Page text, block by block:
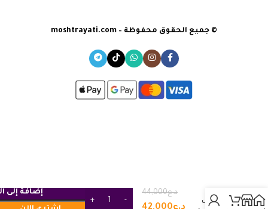
© جميع الحقوق محفوظة – moshtrayati.com
موريس
د.ع44,000
إضافة إلى